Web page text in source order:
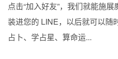
点击“加入好友”，我们就能施展
装进您的 LINE，以后就可以随
占卜、学占星、算命运...